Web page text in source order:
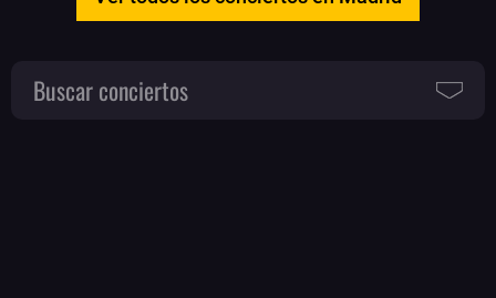
Buscar conciertos